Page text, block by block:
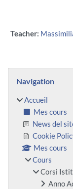
Teacher:
Blocs
Navigation
Accueil
Mes cours
News del
Cookie
Mes cours
Cours
Corsi
Anno